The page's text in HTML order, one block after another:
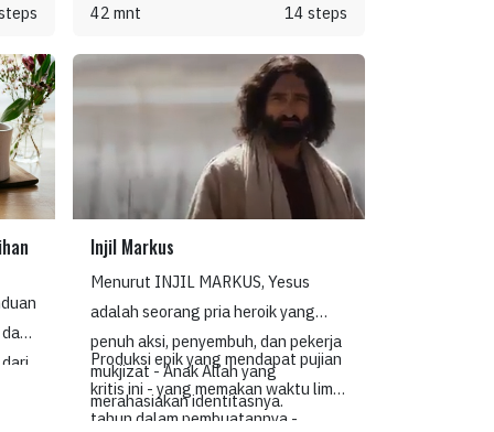
ini,
tentang kasih dan kepedulian Yesus
bagi mereka. Mereka belajar
tentang janji-Nya untuk menyertai
mereka di setiap langkah perjalanan
42 mnt 14 steps
Injil Markus
Menurut INJIL MARKUS, Yesus
adalah seorang pria heroik yang
penuh aksi, penyembuh, dan pekerja
mukjizat - Anak Allah yang
merahasiakan identitasnya.
Produksi epik yang mendapat pujian
kritis ini - yang memakan waktu lima
tahun dalam pembuatannya -